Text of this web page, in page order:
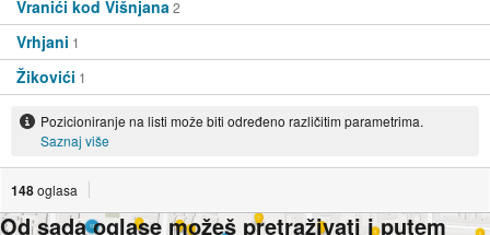
Vranići kod Višnjana 2
Vrhjani 1
Žikovići 1
Pozicioniranje na listi može biti određeno različitim parametrima.
Saznaj više
148oglasa
Od sada oglase možeš pretraživati i putem